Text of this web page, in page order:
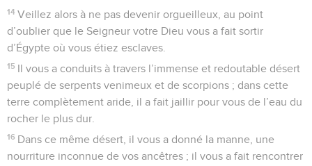
14 Veillez alors à ne pas devenir orgueilleux, au point
d’oublier que le Seigneur votre Dieu vous a fait sortir
d’Égypte où vous étiez esclaves.
15 Il vous a conduits à travers l’immense et redoutable désert
peuplé de serpents venimeux et de scorpions ; dans cette
terre complètement aride, il a fait jaillir pour vous de l’eau du
rocher le plus dur.
16 Dans ce même désert, il vous a donné la manne, une
nourriture inconnue de vos ancêtres ; il vous a fait rencontrer